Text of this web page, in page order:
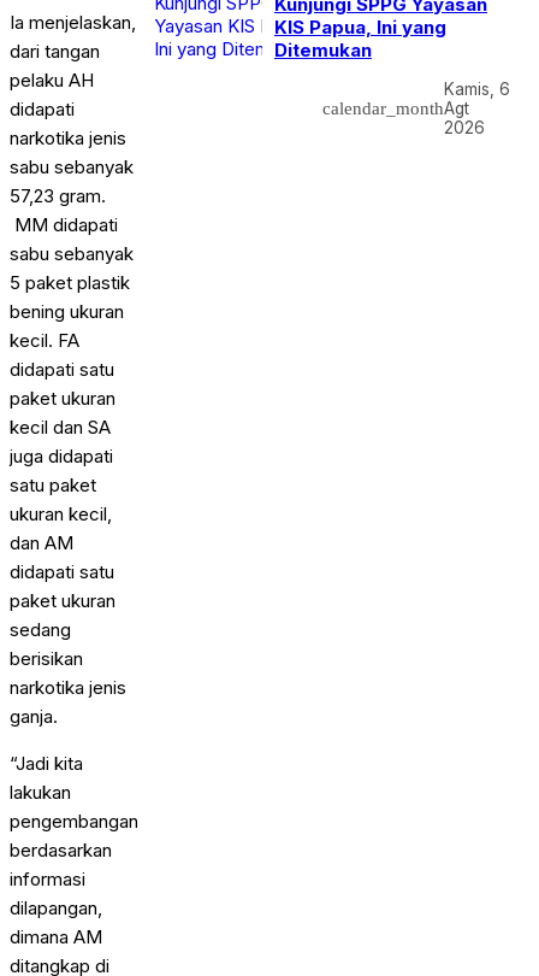
Ia menjelaskan,
dari tangan
pelaku AH
didapati
narkotika jenis
sabu sebanyak
57,23 gram.
MM didapati
sabu sebanyak
5 paket plastik
bening ukuran
kecil. FA
didapati satu
paket ukuran
kecil dan SA
juga didapati
satu paket
ukuran kecil,
dan AM
didapati satu
paket ukuran
sedang
berisikan
narkotika jenis
ganja.
“Jadi kita
lakukan
pengembangan
berdasarkan
informasi
dilapangan,
dimana AM
ditangkap di
KIS Papua, Ini yang
Ditemukan
calendar_month
Kamis, 6
Agt
2026